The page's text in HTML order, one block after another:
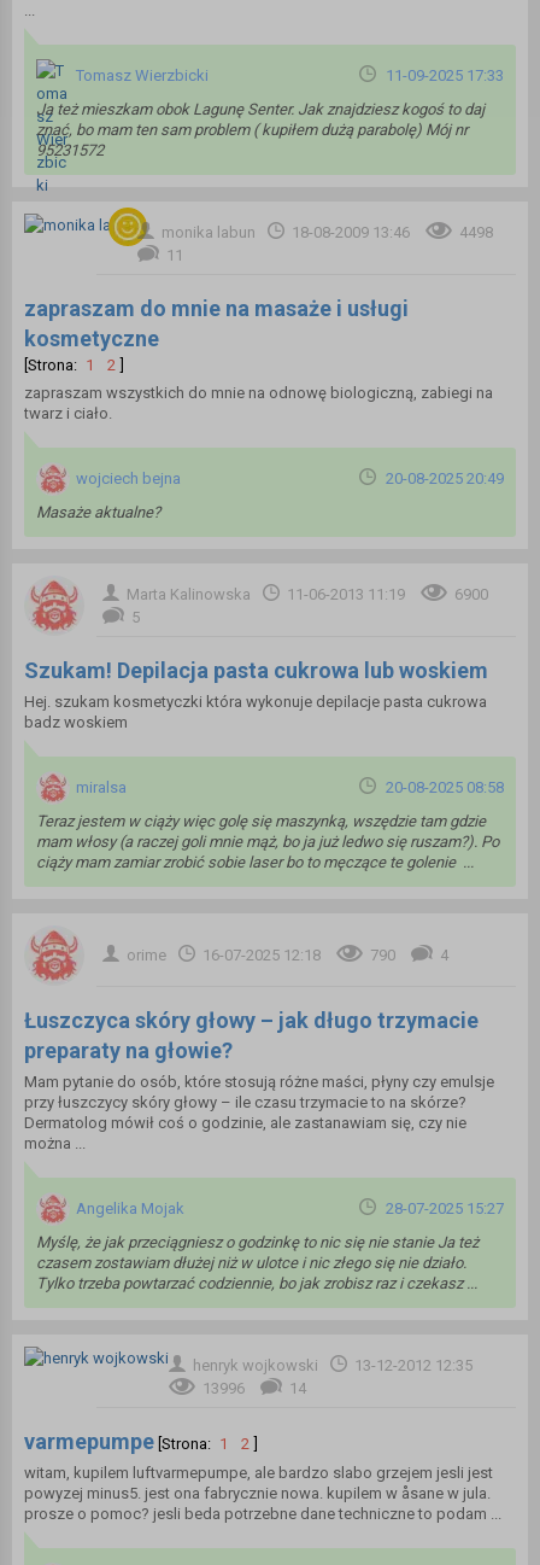
...
Tomasz Wierzbicki
11-09-2025 17:33
Ja też mieszkam obok Lagunę Senter. Jak znajdziesz kogoś to daj
znać, bo mam ten sam problem ( kupiłem dużą parabolę) Mój nr
95231572
monika labun 18-08-2009 13:46
4498
11
zapraszam do mnie na masaże i usługi
kosmetyczne
[Strona: 1 2
zapraszam wszystkich do mnie na odnowę biologiczną, zabiegi na
twarz i ciało.
wojciech bejna
20-08-2025 20:49
Masaże aktualne?
Marta Kalinowska 11-06-2013 11:19
6900
5
Szukam! Depilacja pasta cukrowa lub woskiem
Hej. szukam kosmetyczki która wykonuje depilacje pasta cukrowa
badz woskiem
miralsa
20-08-2025 08:58
Teraz jestem w ciąży więc golę się maszynką, wszędzie tam gdzie
mam włosy (a raczej goli mnie mąż, bo ja już ledwo się ruszam?). Po
ciąży mam zamiar zrobić sobie laser bo to męczące te golenie ‍ ...
orime 16-07-2025 12:18 790 4
Łuszczyca skóry głowy – jak długo trzymacie
preparaty na głowie?
Mam pytanie do osób, które stosują różne maści, płyny czy emulsje
przy łuszczycy skóry głowy – ile czasu trzymacie to na skórze?
Dermatolog mówił coś o godzinie, ale zastanawiam się, czy nie
można ...
Angelika Mojak
28-07-2025 15:27
Myślę, że jak przeciągniesz o godzinkę to nic się nie stanie Ja też
czasem zostawiam dłużej niż w ulotce i nic złego się nie działo.
Tylko trzeba powtarzać codziennie, bo jak zrobisz raz i czekasz ...
henryk wojkowski
13-12-2012 12:35
13996
14
varmepumpe [Strona: 1 2
witam, kupilem luftvarmepumpe, ale bardzo slabo grzejem jesli jest
powyzej minus5. jest ona fabrycznie nowa. kupilem w åsane w jula.
prosze o pomoc? jesli beda potrzebne dane techniczne to podam ...